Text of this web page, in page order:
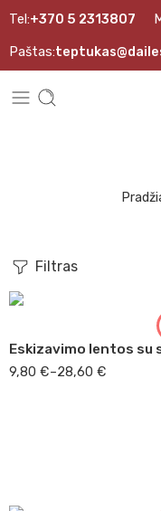
Tel:+370 5 2313807
Paštas:
Filtras
9,80 €–28,60 €
50x70x3mm